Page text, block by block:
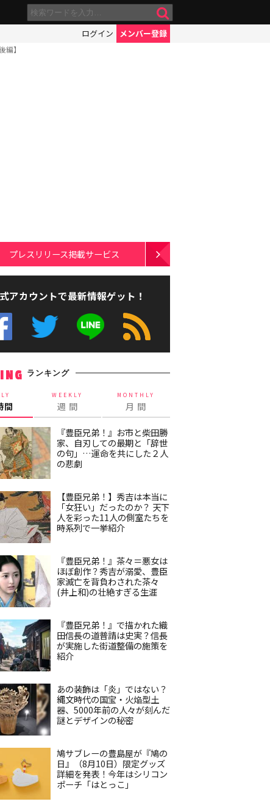
ログイン メンバー登録
】
プレスリリース掲載サービス
アカウントで最新情報ゲット！
ランキング
間
WEEKLY
週 間
MONTHLY
月 間
『豊臣兄弟！』お市と柴田勝
家、自刃しての最期と「辞世
の句」…運命を共にした２人
の悲劇
【豊臣兄弟！】秀吉は本当に
「女狂い」だったのか？ 天下
人を彩った11人の側室たちを
時系列で一挙紹介
『豊臣兄弟！』茶々＝悪女は
ほぼ創作？秀吉が溺愛、豊臣
家滅亡を背負わされた茶々
(井上和)の壮絶すぎる生涯
『豊臣兄弟！』で描かれた織
田信長の道普請は史実？信長
が実施した街道整備の施策を
紹介
あの装飾は「炎」ではない？
縄文時代の国宝・火焔型土
器、5000年前の人々が刻んだ
謎とデザインの秘密
鳩サブレーの豊島屋が『鳩の
日』（8月10日）限定グッズ
詳細を発表！今年はシリコン
ポーチ「はとっこ」